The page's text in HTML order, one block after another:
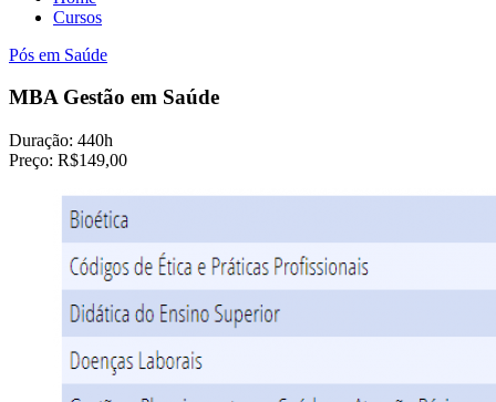
Cursos
Pós em Saúde
MBA Gestão em Saúde
Duração: 440h
Preço: R$149,00